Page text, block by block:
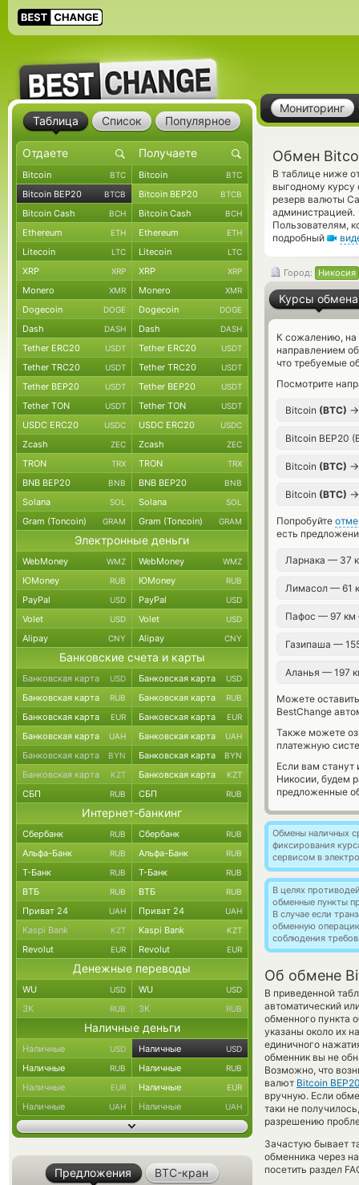
Мониторинг
Обмен
В таблице ниже
выгодному курсу
резерв валюты
администрацией.
Пользователям,
подробный
Город: Никосия
Курсы обмена
К сожалению, на
направлением
что требуемые
Посмотрите
Bitcoin (BTC) →
Bitcoin BEP20
Bitcoin (BTC) →
Bitcoin (BTC) →
Попробуйте
есть
Ларнака — 37
Лимасол — 61
Пафос — 97
Газипаша —
Аланья — 197
Можете
BestChange
Также можете
платежную
Если вам
Никосии, будем
предложенные
Обмены наличных
фиксирования
сервисом в
В целях
обменные пункты
В случае если
обменную
соблюдения
Об обмене
В приведенной
автоматический
обменного пункта
указаны около их
единичного
обменник вы не
Возможно, что
валют Bitcoin
вручную. Если
таки не
разрешению
Зачастую бывает
обменника через
посетить раздел
Таблица Список Популярное
Bitcoin BTC Bitcoin BTC
Bitcoin BEP20 BTCB Bitcoin BEP20 BTCB
Bitcoin Cash BCH Bitcoin Cash BCH
Ethereum ETH Ethereum ETH
Litecoin LTC Litecoin LTC
XRP XRP XRP XRP
Monero XMR Monero XMR
Dogecoin DOGE Dogecoin DOGE
Dash DASH Dash DASH
Tether ERC20 USDT Tether ERC20 USDT
Tether TRC20 USDT Tether TRC20 USDT
Tether BEP20 USDT Tether BEP20 USDT
Tether TON USDT Tether TON USDT
USDC ERC20 USDC USDC ERC20 USDC
Zcash ZEC Zcash ZEC
TRON TRX TRON TRX
BNB BEP20 BNB BNB BEP20 BNB
Solana SOL Solana SOL
Gram (Toncoin) GRAM Gram (Toncoin) GRAM
Электронные деньги
WebMoney WMZ WebMoney WMZ
ЮMoney RUB ЮMoney RUB
PayPal USD PayPal USD
Volet USD Volet USD
Alipay CNY Alipay CNY
Банковские счета и карты
Банковская карта USD Банковская карта USD
Банковская карта RUB Банковская карта RUB
Банковская карта EUR Банковская карта EUR
Банковская карта UAH Банковская карта UAH
Банковская карта BYN Банковская карта BYN
Банковская карта KZT Банковская карта KZT
СБП RUB СБП RUB
Интернет-банкинг
Сбербанк RUB Сбербанк RUB
Альфа-Банк RUB Альфа-Банк RUB
Т-Банк RUB Т-Банк RUB
ВТБ RUB ВТБ RUB
Приват 24 UAH Приват 24 UAH
Kaspi Bank KZT Kaspi Bank KZT
Revolut EUR Revolut EUR
Денежные переводы
WU USD WU USD
ЗК RUB ЗК RUB
Наличные деньги
Наличные USD Наличные USD
Наличные RUB Наличные RUB
Наличные EUR Наличные EUR
Наличные UAH Наличные UAH
Предложения BTC-кран